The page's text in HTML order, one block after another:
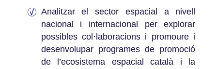
Analitzar el sector espacial a nivell
nacional i internacional per explorar
possibles col·laboracions i promoure i
desenvolupar programes de promoció
de l’ecosistema espacial català i la